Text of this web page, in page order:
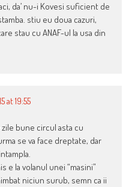
da’ nu-i Kovesi suficient de
stiu eu doua cazuri,
stau cu ANAF-ul la usa din
at 19:55
zile bune circul asta cu
se va face dreptate, dar
e la volanul unei “masini”
niciun surub, semn ca ii